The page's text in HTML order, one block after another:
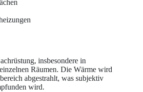
insbesondere in
Räumen. Die Wärme wird
abgestrahlt, was subjektiv
wird.